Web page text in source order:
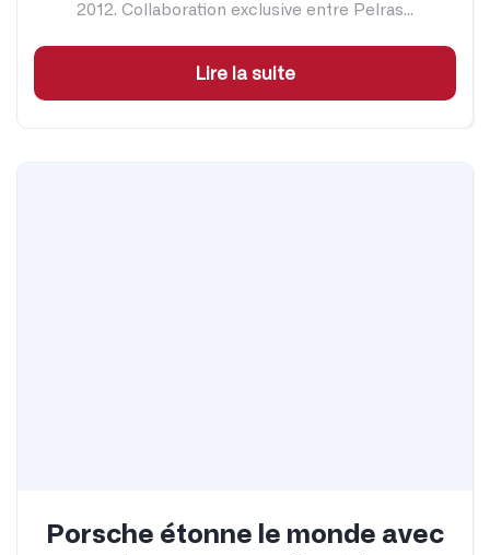
2012. Collaboration exclusive entre Pelras...
Lire la suite
Porsche étonne le monde avec